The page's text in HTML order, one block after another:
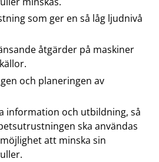
som ger en så låg ljudnivå
åtgärder på maskiner
och planeringen av
information och utbildning, så
ska användas
att minska sin